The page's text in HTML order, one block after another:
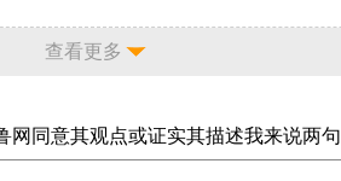
查看更多
网同意其观点或证实其描述我来说两句